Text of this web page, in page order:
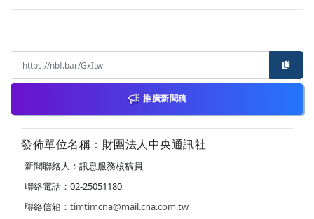
推廣新聞稿
發佈單位名稱：財團法人中央通訊社
新聞聯絡人：訊息服務核稿員
聯絡電話：02-25051180
聯絡信箱： timtimcna@mail.cna.com.tw